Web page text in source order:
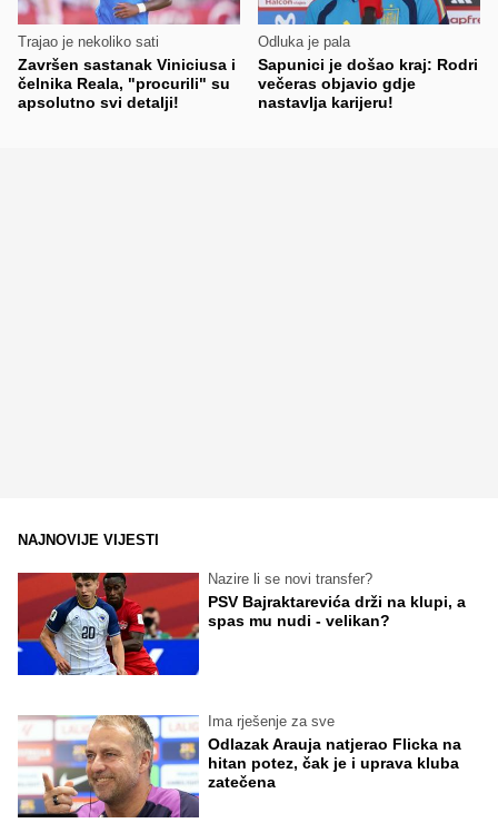
Trajao je nekoliko sati
Završen sastanak Viniciusa i
čelnika Reala, "procurili" su
apsolutno svi detalji!
Odluka je pala
Sapunici je došao kraj: Rodri
večeras objavio gdje
nastavlja karijeru!
NAJNOVIJE VIJESTI
Nazire li se novi transfer?
PSV Bajraktarevića drži na klupi, a
spas mu nudi - velikan?
Ima rješenje za sve
Odlazak Arauja natjerao Flicka na
hitan potez, čak je i uprava kluba
zatečena